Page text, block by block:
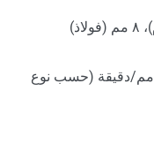
١٠٠٠–٥٠٠٠ مم/دقيقة (حسب نوع